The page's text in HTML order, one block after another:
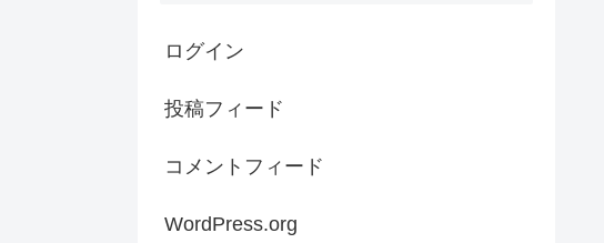
ログイン
投稿フィード
コメントフィード
WordPress.org